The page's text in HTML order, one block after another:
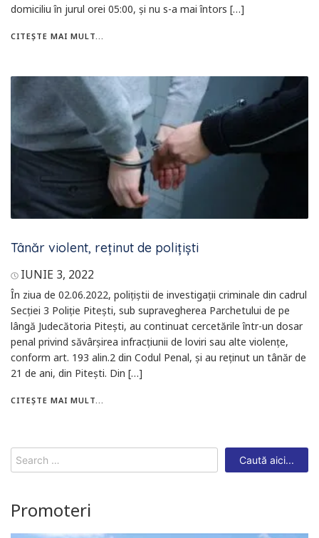
domiciliu în jurul orei 05:00, și nu s-a mai întors […]
CITEȘTE MAI MULT...
Tânăr violent, reținut de polițiști
IUNIE 3, 2022
În ziua de 02.06.2022, poliţiştii de investigaţii criminale din cadrul
Secţiei 3 Poliţie Piteşti, sub supravegherea Parchetului de pe
lângă Judecătoria Pitești, au continuat cercetările într-un dosar
penal privind săvârșirea infracțiunii de loviri sau alte violențe,
conform art. 193 alin.2 din Codul Penal, și au reținut un tânăr de
21 de ani, din Pitești. Din […]
CITEȘTE MAI MULT...
Search
for:
Promoteri